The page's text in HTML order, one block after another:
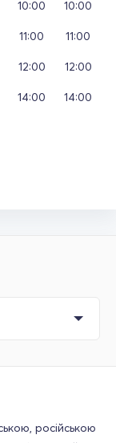
10:00
11:00
12:00
14:00
10:00
11:00
12:00
14:00
російською